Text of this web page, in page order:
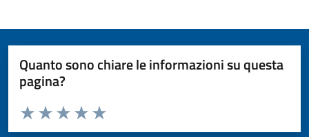
Quanto sono chiare le informazioni su questa
pagina?
Valuta da 1 a 5 stelle la pagina
Valuta 5 stelle su 5
Valuta 4 stelle su 5
Valuta 3 stelle su 5
Valuta 2 stelle su 5
Valuta 1 stelle su 5